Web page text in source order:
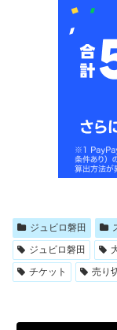
ジュビロ磐田
ジュビロ磐田
チケット
売り